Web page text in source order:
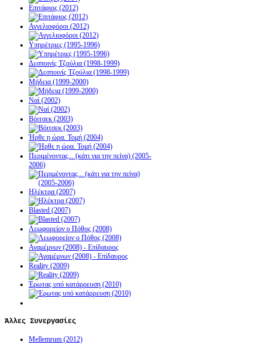
Επιτάφιος (2012)
Αγγελιοφόροι (2012)
Υπηρέτριες (1995-1996)
Δεσποινίς Τζούλια (1998-1999)
Μήδεια (1999-2000)
Ναί (2002)
Βόιτσεκ (2003)
Ήρθε η ώρα. Τομή (2004)
Περιμένοντας... (κάτι για την πείνα) (2005-
2006)
Ηλέκτρα (2007)
Blasted (2007)
Λεωφορείον ο Πόθος (2008)
Αγαμέμνων (2008) - Επίδαυρος
Reality (2009)
Έρωτας υπό κατάρρευση (2010)
Άλλες Συνεργασίες
Mellemrum (2012)